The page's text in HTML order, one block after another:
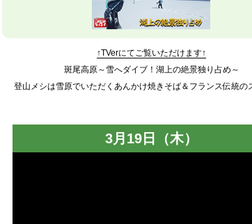
↑TVerにてご覧いただけます↑
斑尾高原～雪へダイブ！湖上の絶景独り占め～
登山メシは雪原でいただくあんかけ焼きそば＆フランス伝統の
3月19日（木）